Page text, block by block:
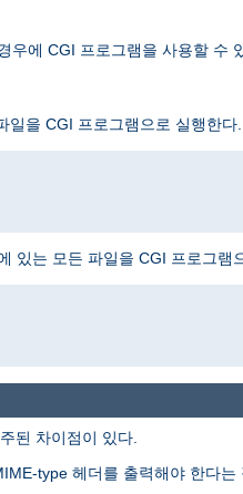
우에 CGI 프로그램을 사용할 수
일을 CGI 프로그램으로 실행한다.
있는 모든 파일을 CGI 프로그램
된 차이점이 있다.
type 헤더를 출력해야 한다